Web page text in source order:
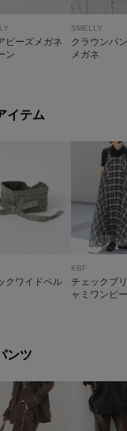
ビーズメガネ
ン
SMELLY
クラウンパ
メガネ
イテム
クワイドベル
KBF
チェックプ
ャミワンピ
ンツ